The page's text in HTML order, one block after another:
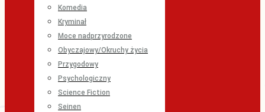
Komedia
Kryminał
Moce nadprzyrodzone
Obyczajowy/Okruchy życia
Przygodowy
Psychologiczny
Science Fiction
Seinen